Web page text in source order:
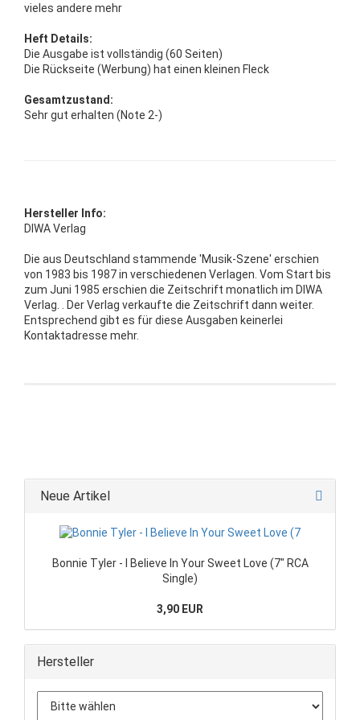
vieles andere mehr
Heft Details:
Die Ausgabe ist vollständig (60 Seiten)
Die Rückseite (Werbung) hat einen kleinen Fleck
Gesamtzustand:
Sehr gut erhalten (Note 2-)
Hersteller Info:
DIWA Verlag
Die aus Deutschland stammende 'Musik-Szene' erschien
von 1983 bis 1987 in verschiedenen Verlagen. Vom Start bis
zum Juni 1985 erschien die Zeitschrift monatlich im DIWA
Verlag. . Der Verlag verkaufte die Zeitschrift dann weiter.
Entsprechend gibt es für diese Ausgaben keinerlei
Kontaktadresse mehr.
Neue Artikel
Bonnie Tyler - I Believe In Your Sweet Love (7" RCA
Single)
3,90 EUR
Hersteller